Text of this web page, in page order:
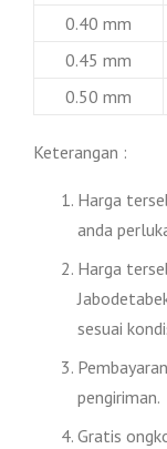
0.40 mm
0.45 mm
0.50 mm
Keterangan :
Harga
anda
Harga
sesuai
pengiriman.
Gratis